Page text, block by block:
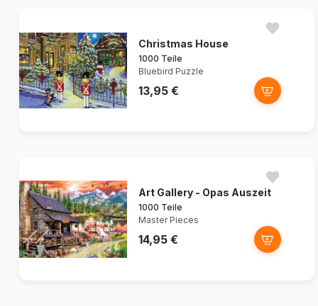
Christmas House
1000 Teile
Bluebird Puzzle
13,95 €
Art Gallery - Opas Auszeit
1000 Teile
Master Pieces
14,95 €